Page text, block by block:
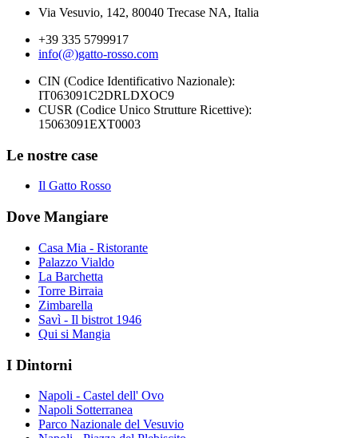
Via Vesuvio, 142, 80040 Trecase NA, Italia
+39 335 5799917
info(@)gatto-rosso.com
CIN (Codice Identificativo Nazionale):
IT063091C2DRLDXOC9
CUSR (Codice Unico Strutture Ricettive):
15063091EXT0003
Le nostre case
Il Gatto Rosso
Dove Mangiare
Casa Mia - Ristorante
Palazzo Vialdo
La Barchetta
Torre Birraia
Zimbarella
Savì - Il bistrot 1946
Qui si Mangia
I Dintorni
Napoli - Castel dell' Ovo
Napoli Sotterranea
Parco Nazionale del Vesuvio